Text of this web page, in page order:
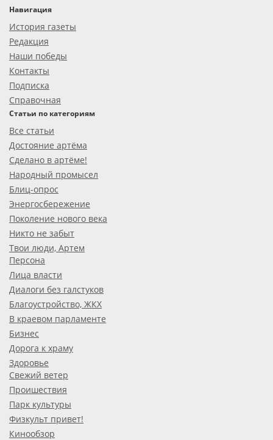
Навигация
История газеты
Редакция
Наши победы
Контакты
Подписка
Справочная
Статьи по категориям
Все статьи
Достояние артёма
Сделано в артёме!
Народный промысел
Блиц-опрос
Энергосбережение
Поколение нового века
Никто не забыт
Твои люди, Артем
Персона
Лица власти
Диалоги без галстуков
Благоустройство, ЖКХ
В краевом парламенте
Бизнес
Дорога к храму
Здоровье
Свежий ветер
Проишествия
Парк культуры
Физкульт привет!
Кинообзор